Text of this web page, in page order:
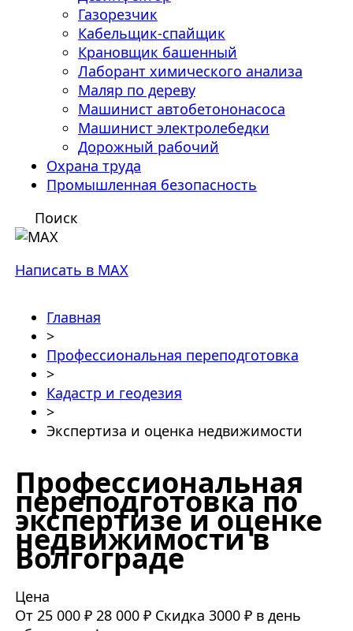
Газорезчик
Кабельщик-спайщик
Крановщик башенный
Лаборант химического анализа
Маляр по дереву
Машинист автобетононасоса
Машинист электролебедки
Дорожный рабочий
Охрана труда
Промышленная безопасность
Поиск
Написать в MAX
Главная
>
Профессиональная переподготовка
>
Кадастр и геодезия
>
Экспертиза и оценка недвижимости
Профессиональная
переподготовка по
экспертизе и оценке
недвижимости в
Волгограде
Цена
От 25 000 ₽ 28 000 ₽ Скидка 3000 ₽ в день